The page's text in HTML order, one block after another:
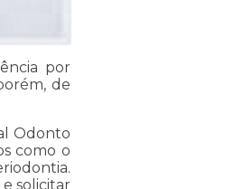
por
de
Odonto
como o
solicitar